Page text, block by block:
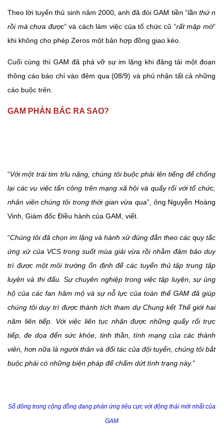
Theo lời tuyển thủ sinh năm 2000, anh đã đòi GAM tiền “lần thứ n
rồi mà chưa được” và cách làm việc của tổ chức cũ “rất mập mờ”
khi không cho phép Zeros một bản hợp đồng giao kèo.
Cuối cùng thì GAM đã phá vỡ sự im lặng khi đăng tải một đoạn
thông cáo báo chí vào đêm qua (08/9) và phủ nhận tất cả những
cáo buộc trên.
GAM PHẢN BÁC RA SAO?
“Với một trái tim trĩu nặng, chúng tôi buộc phải lên tiếng để chống
lại các vụ việc tấn công trên mạng xã hội và quấy rối với tổ chức,
nhân viên chúng tôi trong thời gian vừa qua”, ông Nguyễn Hoàng
Vinh, Giám đốc Điều hành của GAM, viết.
“Chúng tôi đã chọn im lặng và hành xử đúng đắn theo các quy tắc
ứng xử của VCS trong suốt mùa giải vừa rồi nhằm đảm bảo duy
trì được một môi trường ổn định để các tuyển thủ tập trung tập
luyện và thi đấu. Sự chuyên nghiệp trong việc tập luyện, sự ủng
hộ của các fan hâm mộ và sự nỗ lực của toàn thể GAM đã giúp
chúng tôi duy trì được thành tích tham dự Chung kết Thế giới hai
năm liên tiếp. Với việc liên tục nhận được những quấy rối trực
tiếp, đe dọa đến sức khỏe, tinh thần, tính mạng của các thành
viên, hơn nữa là người thân và đối tác của đội tuyển, chúng tôi bắt
buộc phải có những biện pháp để chấm dứt tình trạng này.”
Số đông trong cộng đồng đang phản ứng tiêu cực với động thái mới nhất của
GAM